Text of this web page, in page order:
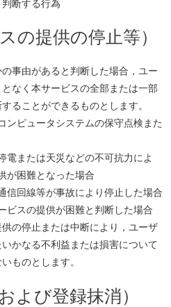
断する行為
の提供の停止等）
事由があると判断した場合，ユー
なく本サービスの全部または一部
ることができるものとします。
ンピュータシステムの保守点検また
電または天災などの不可抗力によ
が困難となった場合
信回線等が事故により停止した場合
ビスの提供が困難と判断した場合
の停止または中断により，ユーザ
かなる不利益または損害について
ものとします。
よび登録抹消）